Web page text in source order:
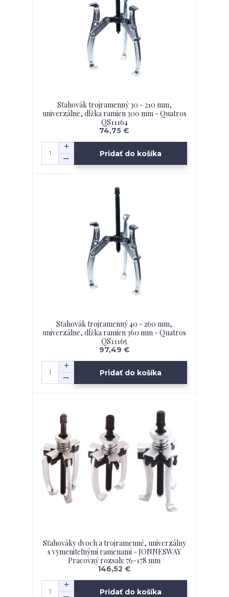
Sťahovák trojramenný 30 - 210 mm,
univerzálne, dĺžka ramien 300 mm - Quatros
QS11164
74,75 €
Pridať do košíka
Sťahovák trojramenný 40 - 260 mm,
univerzálne, dĺžka ramien 360 mm - Quatros
QS11165
97,49 €
Pridať do košíka
Sťahováky dvoch a trojramenné, univerzálny
s vymeniteľnými ramenami - JONNESWAY
Pracovný rozsah: 76-178 mm
146,52 €
Pridať do košíka